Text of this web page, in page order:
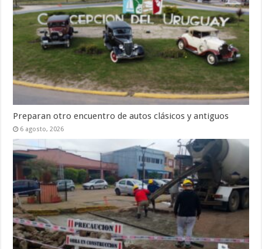
Preparan otro encuentro de autos clásicos y antiguos
6 agosto, 2026